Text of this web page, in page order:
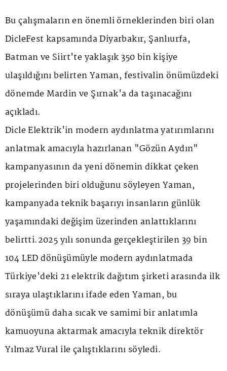
Bu çalışmaların en önemli örneklerinden biri olan
DicleFest kapsamında Diyarbakır, Şanlıurfa,
Batman ve Siirt'te yaklaşık 350 bin kişiye
ulaşıldığını belirten Yaman, festivalin önümüzdeki
dönemde Mardin ve Şırnak'a da taşınacağını
açıkladı.
Dicle Elektrik'in modern aydınlatma yatırımlarını
anlatmak amacıyla hazırlanan "Gözün Aydın"
kampanyasının da yeni dönemin dikkat çeken
projelerinden biri olduğunu söyleyen Yaman,
kampanyada teknik başarıyı insanların günlük
yaşamındaki değişim üzerinden anlattıklarını
belirtti.2025 yılı sonunda gerçekleştirilen 39 bin
104 LED dönüşümüyle modern aydınlatmada
Türkiye'deki 21 elektrik dağıtım şirketi arasında ilk
sıraya ulaştıklarını ifade eden Yaman, bu
dönüşümü daha sıcak ve samimi bir anlatımla
kamuoyuna aktarmak amacıyla teknik direktör
Yılmaz Vural ile çalıştıklarını söyledi.